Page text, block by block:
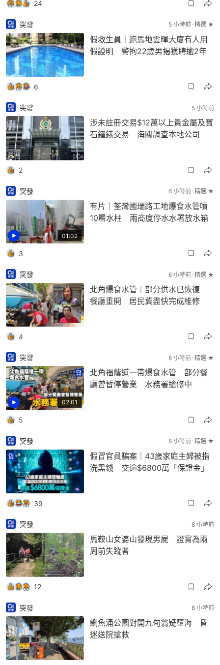
24
突發 5 小時前 精選 ★
假救生員｜跑馬地雲暉大廈有人用
假證明 警拘22歲男揭獲聘逾2年
6
突發 5 小時前
涉未註冊交易$12萬以上貴金屬及寶
石鐘錶交易 海關調查本地公司
2
01:02
突發 6 小時前 精選 ★
有片｜荃灣國瑞路工地爆食水管噴
10層水柱 兩商廈停水水署放水箱
3
突發 6 小時前 精選 ★
北角爆食水管︱部分供水已恢復
餐廳重開 居民冀盡快完成維修
4
02:01
突發 8 小時前 精選 ★
北角福蔭道一帶爆食水管 部分餐
廳曾暫停營業 水務署搶修中
5
突發 8 小時前 精選 ★
假冒官員騙案｜43歲家庭主婦被指
洗黑錢 交逾$6800萬「保證金」
39
突發 8 小時前
馬鞍山女婆山發現男屍 證實為兩
周前失蹤者
12
突發 8 小時前
鰂魚涌公園對開九旬翁疑墮海 昏
迷送院搶救